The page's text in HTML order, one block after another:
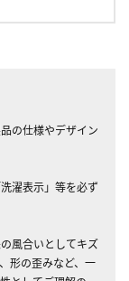
の仕様やデザイン
濯表示」等を必ず
風合いとしてキズ
形の歪みなど、一